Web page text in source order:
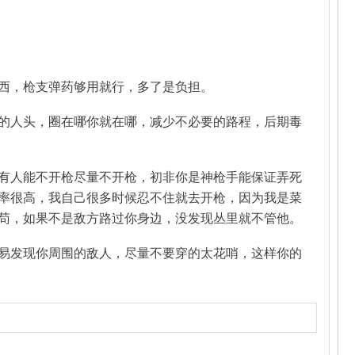
枪支弹药够用就行，多了是负担。
人头，圈在哪你就在哪，减少不必要的路程，后期毒
人能不开枪尽量不开枪，初非你是神枪手能保证弄死
很高，我自己很多时候忍不住就去开枪，因为我是菜
如果不是敌方路过你身边，没发现丛里就不管他。
发现你周围的敌人，尽量不要穿的太花哨，这样你的